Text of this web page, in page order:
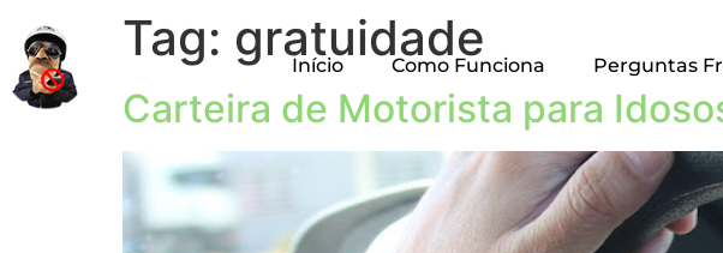
Início Como Funciona Perguntas
Tag: gratuidade
Carteira de Motorista para